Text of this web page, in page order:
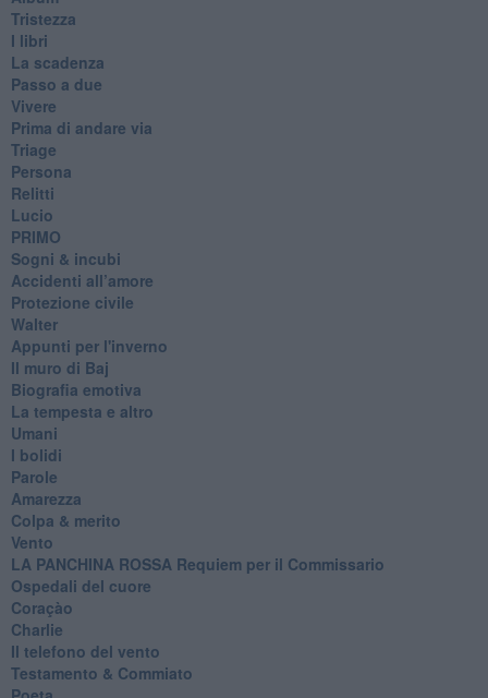
Tristezza
I libri
La scadenza
Passo a due
Vivere
Prima di andare via
Triage
Persona
Relitti
Lucio
PRIMO
Sogni & incubi
Accidenti all’amore
Protezione civile
Walter
Appunti per l'inverno
Il muro di Baj
Biografia emotiva
La tempesta e altro
Umani
I bolidi
Parole
Amarezza
Colpa & merito
Vento
​LA PANCHINA ROSSA Requiem per il Commissario
Ospedali del cuore
Coraçào
Charlie
Il telefono del vento
Testamento & Commiato